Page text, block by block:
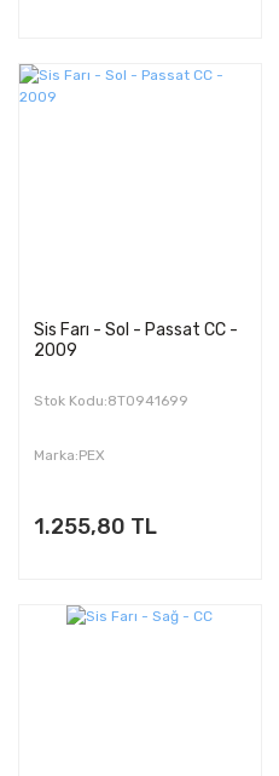
Sis Farı - Sol - Passat CC -
2009
Stok Kodu:8T0941699
Marka:PEX
1.255,80 TL